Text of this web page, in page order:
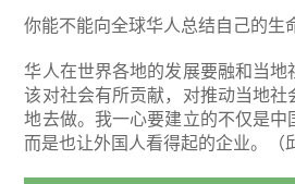
你能不能向全球华人总结自己的生
华人在世界各地的发展要融和当地
该对社会有所贡献，对推动当地社
地去做。我一心要建立的不仅是中
而是也让外国人看得起的企业。（